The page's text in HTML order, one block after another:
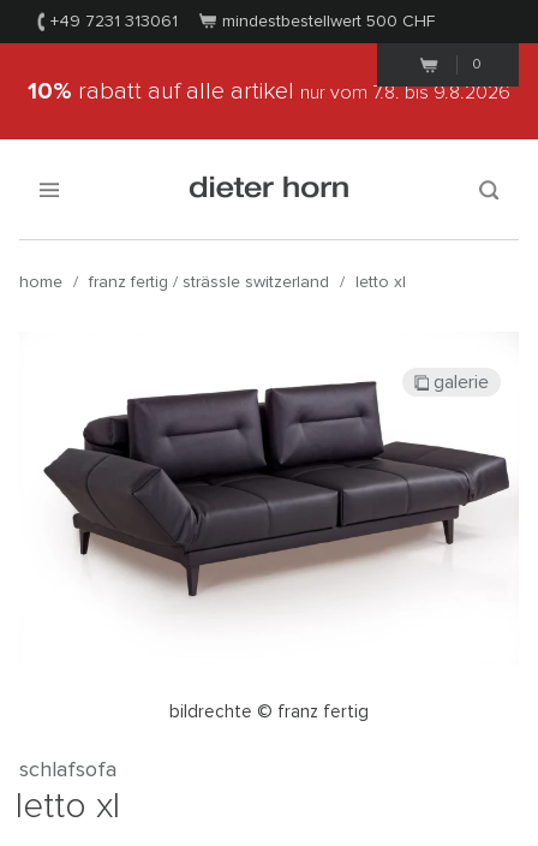
+49 7231 313061 mindestbestellwert 500 CHF
0
10% rabatt auf alle artikel nur vom 7.8.bis 9.8.2026
home / franz fertig / strässle switzerland / letto xl
bildrechte © franz fertig
galerie
schlafsofa
letto xl